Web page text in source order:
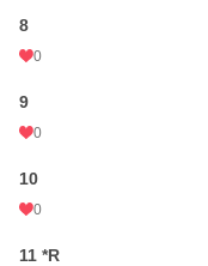
8
0
9
0
10
0
11 *R